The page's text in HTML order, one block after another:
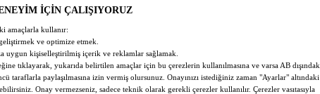
TL
Al Az Öde
1x 1.424,97 TL
%10 indirim
2x 1.282,47 TL 2.564,95 TL
İÇİN ÇALIŞIYORUZ
amaçlarla kullanır:
ve optimize etmek.
uygun kişiselleştirilmiş içerik ve reklamlar sağlamak.
tıklayarak, yukarıda belirtilen amaçlar için bu çerezlerin kullanılmasına ve varsa AB
taraflarla paylaşılmasına izin vermiş olursunuz. Onayınızı istediğiniz zaman "Ayarlar" altındaki
Onay vermezseniz, sadece teknik olarak gerekli çerezler kullanılır. Çerezler vasıtasıyla